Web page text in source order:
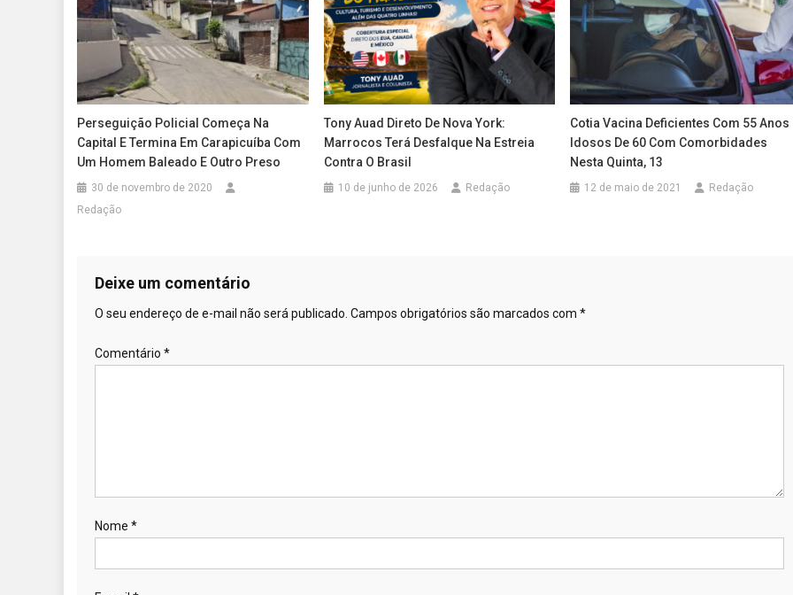
Perseguição Policial Começa Na
Capital E Termina Em Carapicuíba Com
Um Homem Baleado E Outro Preso
30 de novembro de 2020
Redação
Tony Auad Direto De Nova York:
Marrocos Terá Desfalque Na Estreia
Contra O Brasil
10 de junho de 2026 Redação
Cotia Vacina Deficientes Com 55 Anos
Idosos De 60 Com Comorbidades
Nesta Quinta, 13
12 de maio de 2021 Redação
Deixe um comentário
O seu endereço de e-mail não será publicado. Campos obrigatórios são marcados com *
Comentário *
Nome *